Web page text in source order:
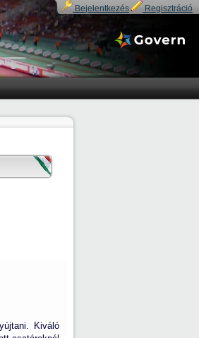
Bejelentkezés Regisztráció
Kiváló